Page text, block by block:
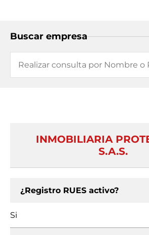
Buscar empresa
INMOBILIARIA
S.A.S.
¿Registro RUES activo?
Si